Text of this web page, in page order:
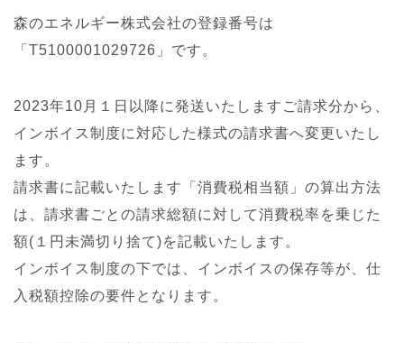
森のエネルギー株式会社の登録番号は
「T5100001029726」です。
2023年10月１日以降に発送いたしますご請求分から、
インボイス制度に対応した様式の請求書へ変更いたし
ます。
請求書に記載いたします「消費税相当額」の算出方法
は、請求書ごとの請求総額に対して消費税率を乗じた
額(１円未満切り捨て)を記載いたします。
インボイス制度の下では、インボイスの保存等が、仕
入税額控除の要件となります。